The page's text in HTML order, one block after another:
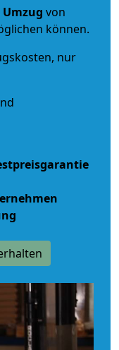
Umzug von
können.
nur